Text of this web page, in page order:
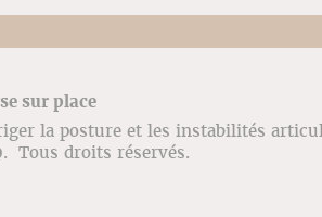
sur place
la posture et les instabilités
Tous droits réservés.